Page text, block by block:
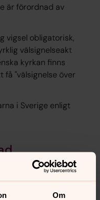
Om
är förordnad av
vigsel obligatorisk,
välsignelseakt
kyrkan finns
få "välsignelse över
i Sverige enligt